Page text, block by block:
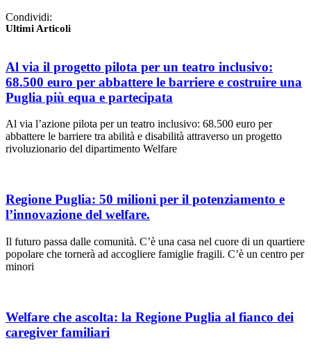
Condividi:
Ultimi Articoli
Al via il progetto pilota per un teatro inclusivo:
68.500 euro per abbattere le barriere e costruire una
Puglia più equa e partecipata
Al via l’azione pilota per un teatro inclusivo: 68.500 euro per
abbattere le barriere tra abilità e disabilità attraverso un progetto
rivoluzionario del dipartimento Welfare
Regione Puglia: 50 milioni per il potenziamento e
l’innovazione del welfare.
Il futuro passa dalle comunità. C’è una casa nel cuore di un quartiere
popolare che tornerà ad accogliere famiglie fragili. C’è un centro per
minori
Welfare che ascolta: la Regione Puglia al fianco dei
caregiver familiari